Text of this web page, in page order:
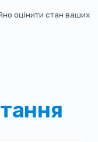
оцінити стан ваших